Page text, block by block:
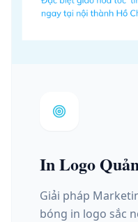
In Logo
Giải pháp
bóng in logo sắc